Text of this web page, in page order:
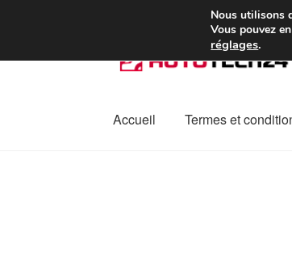
Colissimo
à
navigation
au
Accueil Termes et
Nous utilisons
Vous pouvez
réglages.